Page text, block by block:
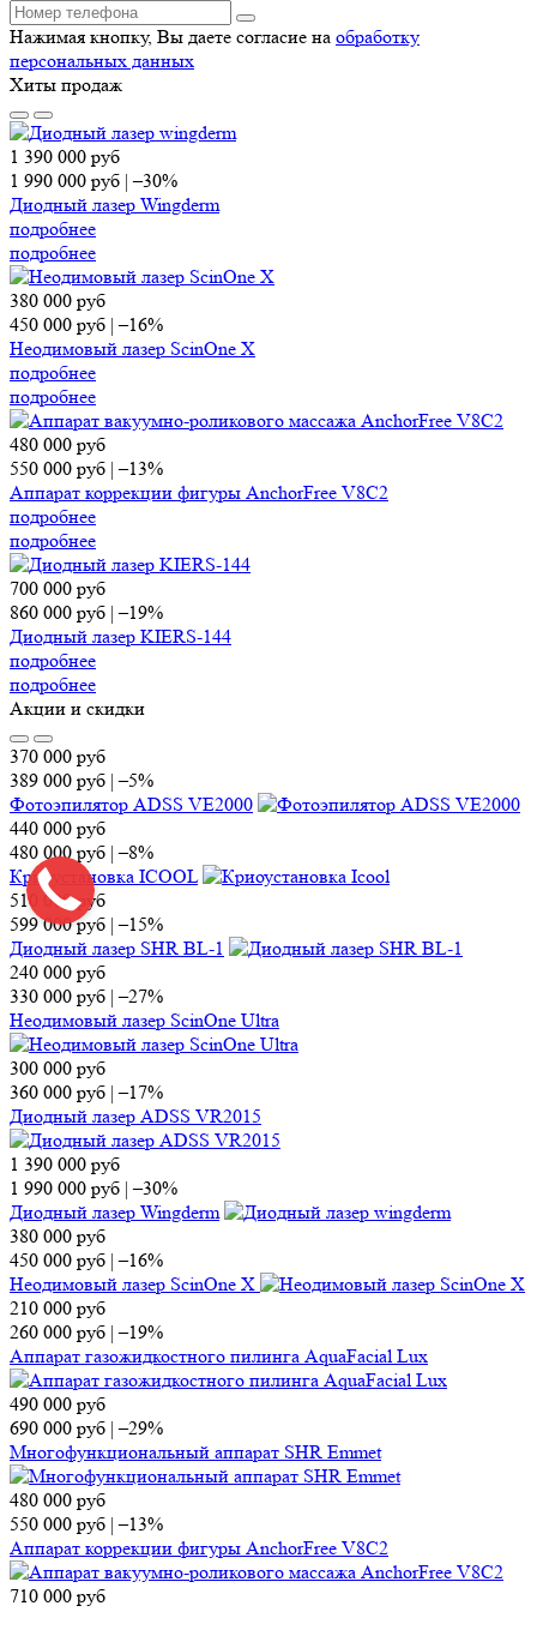
Нажимая кнопку, Вы даете согласие на обработку
персональных данных
Хиты продаж
1 390 000 руб
1 990 000 руб |–30%
Диодный лазер Wingderm
подробнее
подробнее
380 000 руб
450 000 руб |–16%
Неодимовый лазер ScinOne X
подробнее
подробнее
480 000 руб
550 000 руб |–13%
Аппарат коррекции фигуры AnchorFree V8C2
подробнее
подробнее
700 000 руб
860 000 руб |–19%
Диодный лазер KIERS-144
подробнее
подробнее
Акции и скидки
370 000 руб
389 000 руб |–5%
Фотоэпилятор ADSS VE2000
440 000 руб
480 000 руб |–8%
Криоустановка ICOOL
510 000руб
599 000руб |–15%
Диодный лазер SHR BL-1
240 000 руб
330 000 руб |–27%
Неодимовый лазер ScinOne Ultra
300 000 руб
360 000 руб |–17%
Диодный лазер ADSS VR2015
1 390 000 руб
1 990 000 руб |–30%
Диодный лазер Wingderm
380 000 руб
450 000 руб |–16%
Неодимовый лазер ScinOne X
210 000 руб
260 000 руб |–19%
Аппарат газожидкостного пилинга AquaFacial Lux
490 000 руб
690 000 руб |–29%
Многофункциональный аппарат SHR Emmet
480 000 руб
550 000 руб |–13%
Аппарат коррекции фигуры AnchorFree V8C2
710 000 руб